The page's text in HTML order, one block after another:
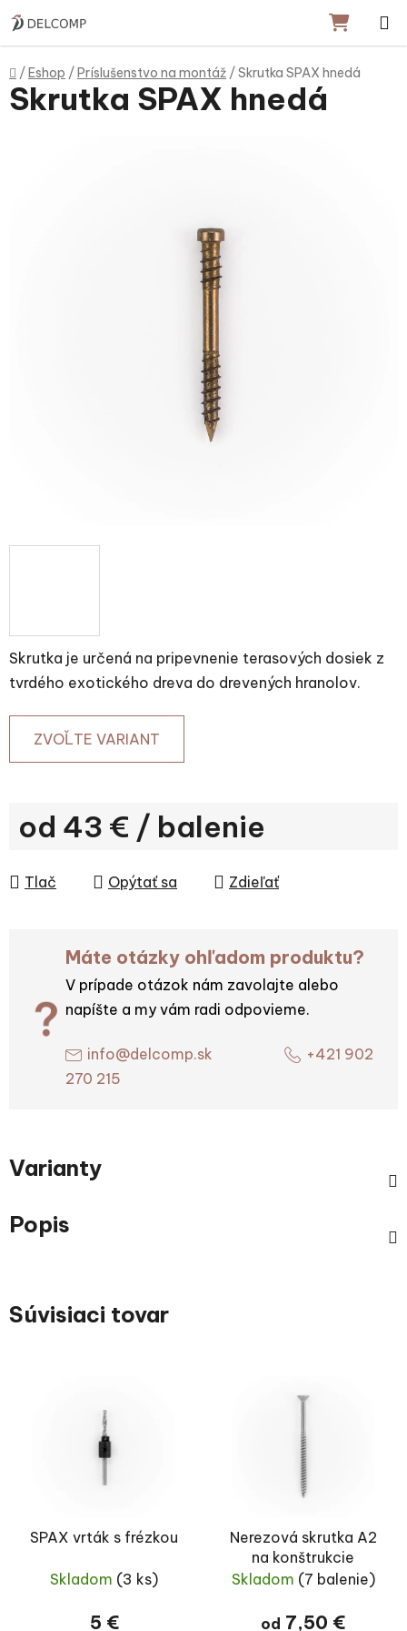
Domov
/Eshop /Príslušenstvo na montáž /Skrutka SPAX hnedá
Skrutka je určená na pripevnenie terasových dosiek z
tvrdého exotického dreva do drevených hranolov.
ZVOĽTE VARIANT
od 43 € / balenie
Tlač
Opýtať sa Zdieľať
Máte otázky ohľadom produktu?
V prípade otázok nám zavolajte alebo
napíšte a my vám radi odpovieme.
info@delcomp.sk
+421 902
270 215
Skrutka SPAX hnedá
Varianty
Popis
Súvisiaci tovar
SPAX vrták s frézkou
Skladom (3 ks)
5 €
Nerezová skrutka A2
na konštrukcie
Skladom (7 balenie)
od 7,50 €